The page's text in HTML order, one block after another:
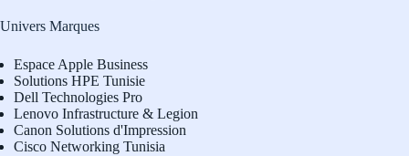
Univers Marques
Espace Apple Business
Solutions HPE Tunisie
Dell Technologies Pro
Lenovo Infrastructure & Legion
Canon Solutions d'Impression
Cisco Networking Tunisia